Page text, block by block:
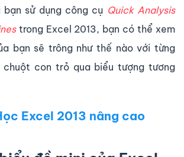
bạn sử dụng công cụ Quick Analysis
trong Excel 2013, bạn có thể xem
bạn sẽ trông như thế nào với từng
chuột con trỏ qua biểu tượng tương
Excel 2013 nâng cao